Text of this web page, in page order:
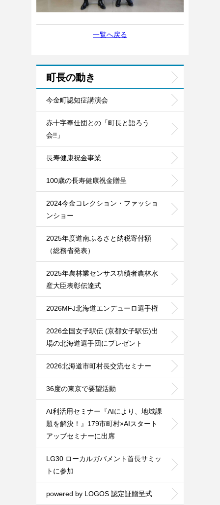
一覧へ戻る
町長の動き
今金町認知症講演会
赤十字奉仕団との「町長と語ろう
会!!」
長寿健康祝金事業
100歳の長寿健康祝金贈呈
2024今金コレクション・ファッショ
ンショー
2025年度道南ふるさと納税寄付額
（総務省発表）
2025年農林業センサス功績者農林水
産大臣表彰伝達式
2026MFJ北海道エンデューロ選手権
2026全国女子駅伝 (京都女子駅伝)出
場の北海道選手団にプレゼント
2026北海道市町村長交流セミナー
36度の東京で要望活動
AI利活用セミナー『AIにより、地域課
題を解決！』179市町村×AIスタート
アッブセミナーに出席
LG30 ローカルガバメント首長サミッ
トに参加
powered by LOGOS 認定証贈呈式